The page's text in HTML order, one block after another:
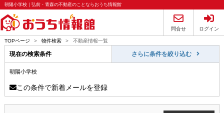
朝陽小学校｜弘前・青森の不動産のことならおうち情報館
問合せ ログイン
TOPページ > 物件検索 > 不動産情報一覧
現在の検索条件 さらに条件を絞り込む
朝陽小学校
この条件で新着メールを登録